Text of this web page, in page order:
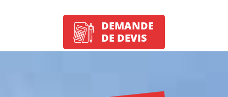
DEMANDE
DE DEVIS